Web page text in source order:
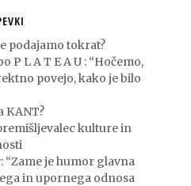
podajamo tokrat?
P L A T E A U : “Hočemo,
povejo, kako je bilo
KANT?
kulture in
“Zame je humor glavna
in upornega odnosa